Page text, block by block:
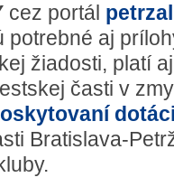
cez portál
potrebné aj
žiadosti, platí
časti v
Bratislava-